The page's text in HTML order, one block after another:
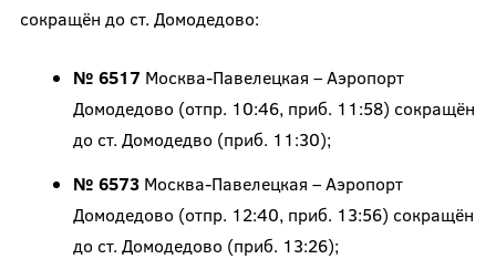
сокращён до ст. Домодедово:
№ 6517 Москва-Павелецкая – Аэропорт
Домодедово (отпр. 10:46, приб. 11:58) сокращён
до ст. Домодедво (приб. 11:30);
№ 6573Москва-Павелецкая – Аэропорт
Домодедово (отпр. 12:40, приб. 13:56) сокращён
до ст. Домодедово (приб. 13:26);